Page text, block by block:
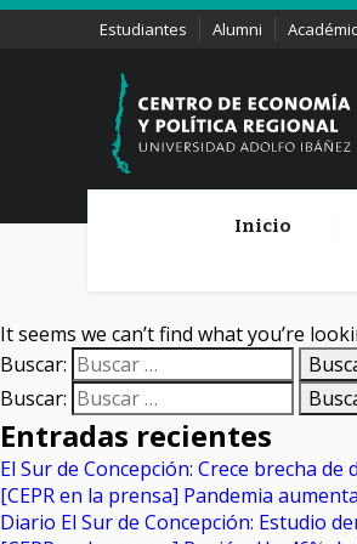
Estudiantes Alumni
Inicio
It seems we can’t find what you’re
Buscar:
Buscar:
Entradas recientes
El Sur de Concepción: Crece brecha
[CEPR en la prensa] Pandemia
Diario El Sur de Concepción: Estudio